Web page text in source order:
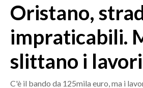
SASSARI E PROVINCIA
GALLURA
NUORO E PROVINCIA
OGLIASTRA
Oristano,
impraticabili.
slittano i lavori
C'è il bando da 125mila euro, ma i